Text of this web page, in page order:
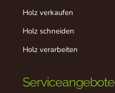
Holz verkaufen
Holz schneiden
Holz verarbeiten
Serviceangebote